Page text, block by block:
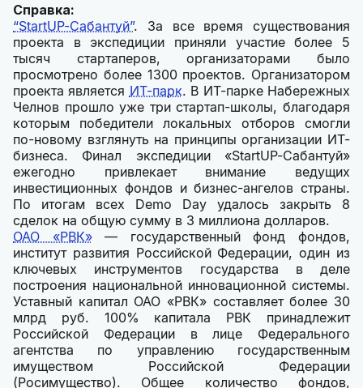
Справка:
“StartUP-Сабантуй”. За все время существования
проекта в экспедиции приняли участие более 5
тысяч стартаперов, организаторами было
просмотрено более 1300 проектов. Организатором
проекта является ИТ-парк. В ИТ-парке Набережных
Челнов прошло уже три стартап-школы, благодаря
которым победители локальных отборов смогли
по-новому взглянуть на принципы организации ИТ-
бизнеса. Финал экспедиции «StartUP-Сабантуй»
ежегодно привлекает внимание ведущих
инвестиционных фондов и бизнес-ангелов страны.
По итогам всех Demo Day удалось закрыть 8
сделок на общую сумму в 3 миллиона долларов.
ОАО «РВК»— государственный фонд фондов,
институт развития Российской Федерации, один из
ключевых инструментов государства в деле
построения национальной инновационной системы.
Уставный капитал ОАО «РВК» составляет более 30
млрд руб. 100% капитала РВК принадлежит
Российской Федерации в лице Федерального
агентства по управлению государственным
имуществом Российской Федерации
(Росимущество). Общее количество фондов,